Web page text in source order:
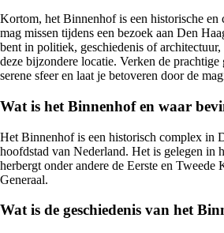
Kortom, het Binnenhof is een historische en
mag missen tijdens een bezoek aan Den
bent in politiek, geschiedenis of
deze bijzondere locatie. Verken de
serene sfeer en laat je betoveren door de
Wat is het Binnenhof en waar
Het Binnenhof is een historisch complex in
hoofdstad van Nederland. Het is gelegen in
herbergt onder andere de Eerste en Tweede
Generaal.
Wat is de geschiedenis van het